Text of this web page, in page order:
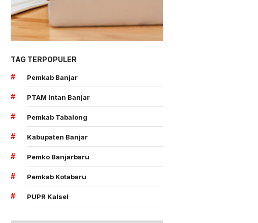
TAG TERPOPULER
#
Pemkab Banjar
# PTAM Intan Banjar
# Pemkab Tabalong
# Kabupaten Banjar
# Pemko Banjarbaru
# Pemkab Kotabaru
# PUPR Kalsel